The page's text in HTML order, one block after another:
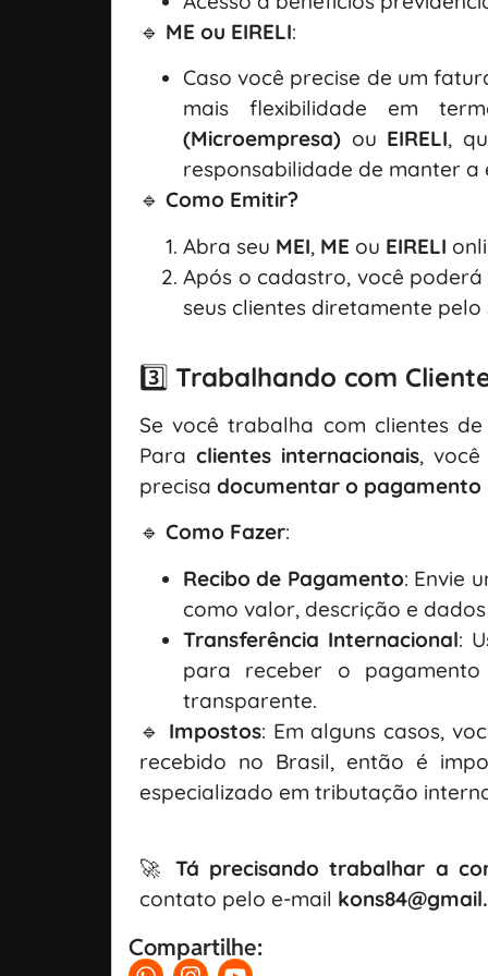
🔹 ME ou EIRELI:
Caso você precise de um
mais flexibilidade em
(Microempresa) ou EIRELI,
responsabilidade de manter a
🔹 Como Emitir?
Abra seu MEI, ME ou EIRELI
Após o cadastro, você
seus clientes diretamente
3️⃣ Trabalhando com
Se você trabalha com clientes
Paraclientes internacionais,
precisa documentar o pagamento
🔹 Como Fazer:
Recibo de Pagamento: Envie
como valor, descrição e
Transferência Internacional:
para receber o
transparente.
🔹 Impostos: Em alguns casos,
recebido no Brasil, então é
especializado em tributação
🚀 Tá precisando trabalhar a
contato pelo e-mail
Compartilhe: